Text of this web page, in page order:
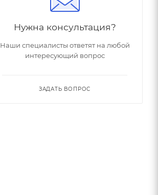
Нужна консультация?
Наши специалисты ответят на любой
интересующий вопрос
ЗАДАТЬ ВОПРОС